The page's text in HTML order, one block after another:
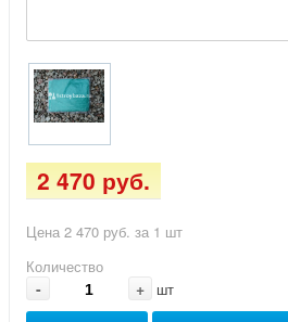
2 470 руб.
Цена 2 470 руб. за 1 шт
Количество
- + шт